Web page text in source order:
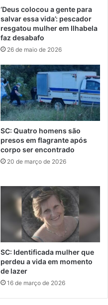
‘Deus colocou a gente para
salvar essa vida’: pescador
resgatou mulher em Ilhabela
faz desabafo
26 de maio de 2026
SC: Quatro homens são
presos em flagrante após
corpo ser encontrado
20 de março de 2026
SC: Identificada mulher que
perdeu a vida em momento
de lazer
16 de março de 2026